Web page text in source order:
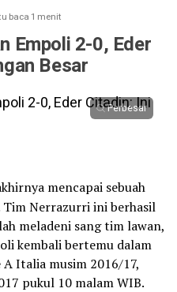
baca 1 menit
Empoli 2-0, Eder
Besar
Perbesar
mencapai sebuah
Tim Nerrazurri ini berhasil
meladeni sang tim lawan,
kembali bertemu dalam
Italia musim 2016/17,
pukul 10 malam WIB.